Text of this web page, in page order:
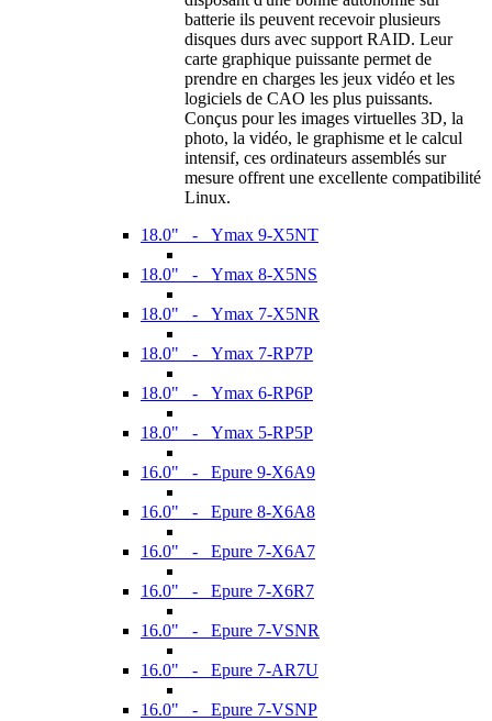
batterie ils peuvent recevoir plusieurs
disques durs avec support RAID. Leur
carte graphique puissante permet de
prendre en charges les jeux vidéo et les
logiciels de CAO les plus puissants.
Conçus pour les images virtuelles 3D, la
photo, la vidéo, le graphisme et le calcul
intensif, ces ordinateurs assemblés sur
mesure offrent une excellente compatibilité
Linux.
18.0" - Ymax 9-X5NT
18.0" - Ymax 8-X5NS
18.0" - Ymax 7-X5NR
18.0" - Ymax 7-RP7P
18.0" - Ymax 6-RP6P
18.0" - Ymax 5-RP5P
16.0" - Epure 9-X6A9
16.0" - Epure 8-X6A8
16.0" - Epure 7-X6A7
16.0" - Epure 7-X6R7
16.0" - Epure 7-VSNR
16.0" - Epure 7-AR7U
16.0" - Epure 7-VSNP